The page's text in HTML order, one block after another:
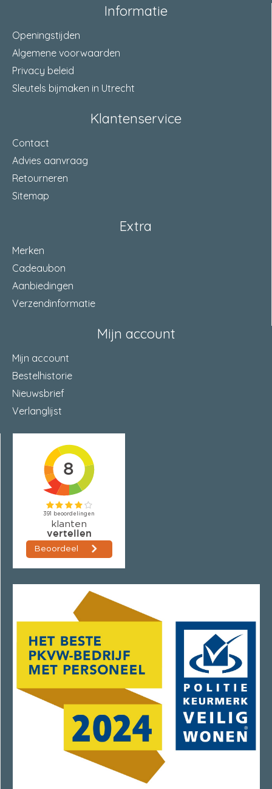
Informatie
Openingstijden
Algemene voorwaarden
Privacy beleid
Sleutels bijmaken in Utrecht
Klantenservice
Contact
Advies aanvraag
Retourneren
Sitemap
Extra
Merken
Cadeaubon
Aanbiedingen
Verzendinformatie
Mijn account
Mijn account
Bestelhistorie
Nieuwsbrief
Verlanglijst